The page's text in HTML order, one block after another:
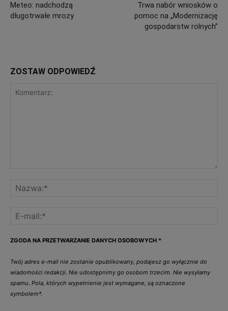
Meteo: nadchodzą
długotrwałe mrozy
Trwa nabór wniosków o
pomoc na „Modernizację
gospodarstw rolnych”
ZOSTAW ODPOWIEDŹ
ZGODA NA PRZETWARZANIE DANYCH OSOBOWYCH *
Twój adres e-mail nie zostanie opublikowany, podajesz go wyłącznie do
wiadomości redakcji. Nie udostępnimy go osobom trzecim. Nie wysyłamy
spamu. Pola, których wypełnienie jest wymagane, są oznaczone
symbolem*.